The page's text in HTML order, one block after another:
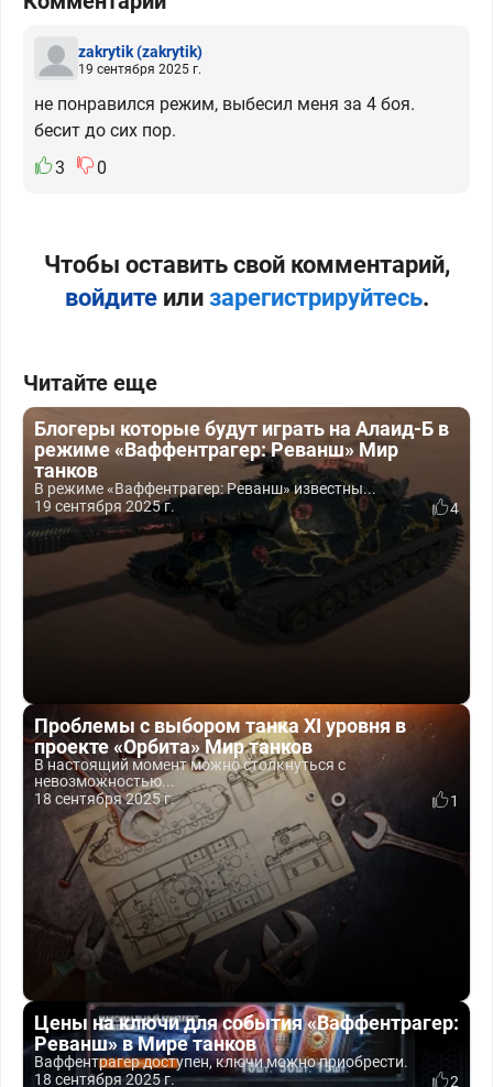
zakrytik(zakrytik)
19 сентября 2025 г.
не понравился режим, выбесил меня за 4 боя.
бесит до сих пор.
3
0
Чтобы оставить свой комментарий,
войдитеили зарегистрируйтесь.
Читайте еще
Блогеры которые будут играть на Алаид-Б в
режиме «Ваффентрагер: Реванш» Мир
танков
В режиме «Ваффентрагер: Реванш» известны...
19 сентября 2025 г.
4
Проблемы с выбором танка XI уровня в
проекте «Орбита» Мир танков
В настоящий момент можно столкнуться с
невозможностью...
18 сентября 2025 г.
1
Цены на ключи для события «Ваффентрагер:
Реванш» в Мире танков
Ваффентрагер доступен, ключи можно приобрести.
18 сентября 2025 г.
2